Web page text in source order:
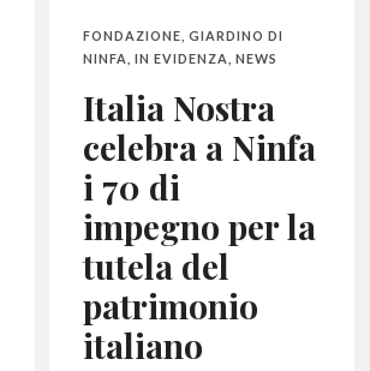
FONDAZIONE ,GIARDINO DI
NINFA
,IN EVIDENZA ,NEWS
Italia Nostra
celebra a Ninfa
i 70 di
impegno per la
tutela del
patrimonio
italiano